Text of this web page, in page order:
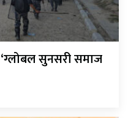
सुनसरी समाज